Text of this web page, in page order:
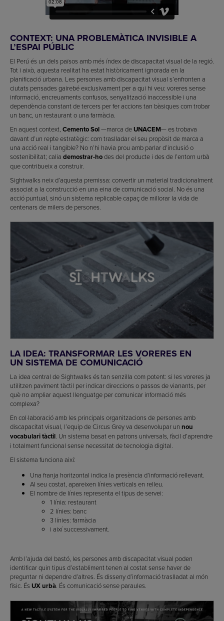
CONTEXT: UNA PROBLEMÀTICA INVISIBLE A
L’ESPAI PÚBLIC
El Perú és un dels països amb més índex de discapacitat visual de la regió.
Tot i això, aquesta realitat ha estat històricament ignorada en la
planificació urbana. Les persones amb discapacitat visual s’enfronten a
ciutats pensades gairebé exclusivament per a qui hi veu: voreres sense
informació, encreuaments confusos, senyalització inaccessible i una
dependència constant de tercers per fer accions tan bàsiques com trobar
un banc, un restaurant o una farmàcia.
En aquest context, Cemento Sol—marca de UNACEM— es trobava
davant d’un repte estratègic: com traslladar el seu propòsit de marca a
una acció real i tangible? No n’hi havia prou amb parlar d’inclusió o
sostenibilitat; calia demostrar-hodes del producte i des de l’entorn urbà
que contribueix a construir.
Sightwalks neix d’aquesta premissa: convertir un material tradicionalment
associat a la construcció en una eina de comunicació social. No és una
acció puntual, sinó un sistema replicable capaç de millorar la vida de
centenars de milers de persones.
LA IDEA: TRANSFORMAR LES VORERES EN
UN SISTEMA DE COMUNICACIÓ
La idea central de Sightwalks és tan senzilla com potent: si les voreres ja
utilitzen paviment tàctil per indicar direccions o passos de vianants, per
què no ampliar aquest llenguatge per comunicar informació més
complexa?
En col·laboració amb les principals organitzacions de persones amb
discapacitat visual, l’equip de Circus Grey va desenvolupar un nou
vocabulari tàctil. Un sistema basat en patrons universals, fàcil d’aprendre
i totalment funcional sense necessitat de tecnologia digital.
El sistema funciona així:
Una franja horitzontal indica la presència d’informació rellevant.
Al seu costat, apareixen línies verticals en relleu.
El nombre de línies representa el tipus de servei:
1 línia: restaurant
2 línies: banc
3 línies: farmàcia
i així successivament.
Amb l’ajuda del bastó, les persones amb discapacitat visual poden
identificar quin tipus d’establiment tenen al costat sense haver de
preguntar ni dependre d’altres. És disseny d’informació traslladat al món
físic. És UX urbà. És comunicació sense paraules.